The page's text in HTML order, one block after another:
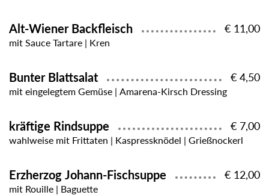
Alt-Wiener Backfleisch € 11,00
mit Sauce Tartare | Kren
Bunter Blattsalat € 4,50
mit eingelegtem Gemüse | Amarena-Kirsch Dressing
kräftige Rindsuppe € 7,00
wahlweise mit Frittaten | Kaspressknödel | Grießnockerl
Erzherzog Johann-Fischsuppe € 12,00
mit Rouille | Baguette